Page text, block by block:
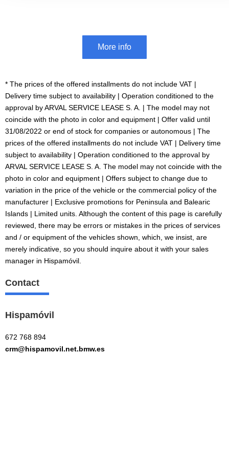
More info
* The prices of the offered installments do not include VAT |
Delivery time subject to availability | Operation conditioned to the
approval by ARVAL SERVICE LEASE S. A. | The model may not
coincide with the photo in color and equipment | Offer valid until
31/08/2022 or end of stock for companies or autonomous | The
prices of the offered installments do not include VAT | Delivery time
subject to availability | Operation conditioned to the approval by
ARVAL SERVICE LEASE S. A. The model may not coincide with the
photo in color and equipment | Offers subject to change due to
variation in the price of the vehicle or the commercial policy of the
manufacturer | Exclusive promotions for Peninsula and Balearic
Islands | Limited units. Although the content of this page is carefully
reviewed, there may be errors or mistakes in the prices of services
and / or equipment of the vehicles shown, which, we insist, are
merely indicative, so you should inquire about it with your sales
manager in Hispamóvil.
Contact
Hispamóvil
672 768 894
crm@hispamovil.net.bmw.es